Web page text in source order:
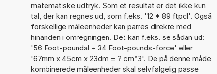
matematiske udtryk. Som et resultat er det ikke kun
tal, der kan regnes ud, som f.eks. '12 * 89 ftpdl'. Også
forskellige måleenheder kan parres direkte med
hinanden i omregningen. Det kan f.eks. se sådan ud:
'56 Foot-poundal + 34 Foot-pounds-force' eller
'67mm x 45cm x 23dm = ? cm^3'. De på denne måde
kombinerede måleenheder skal selvfølgelig passe